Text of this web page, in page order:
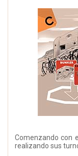
Comenzando con
realizando sus